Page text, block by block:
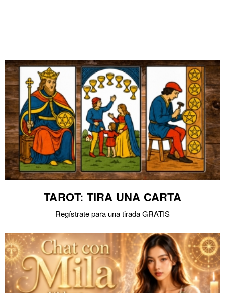
TAROT: TIRA UNA CARTA
Regístrate para una tirada GRATIS